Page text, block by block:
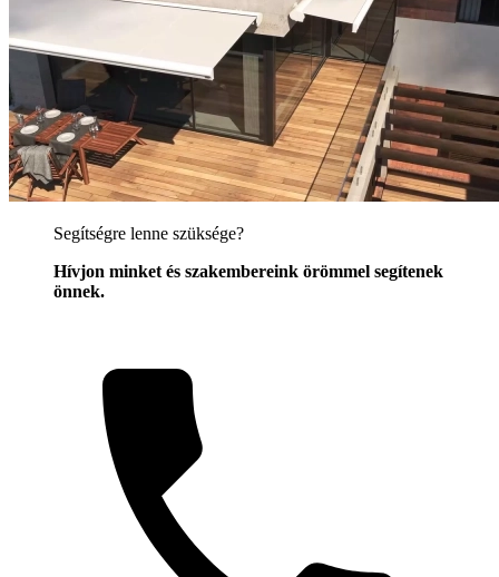
Segítségre lenne szüksége?
Hívjon minket és szakembereink örömmel segítenek
önnek.